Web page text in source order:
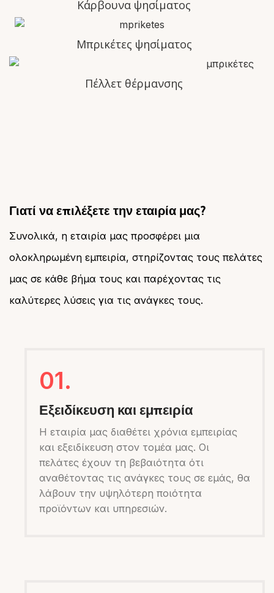
Κάρβουνα ψησίματος
Μπρικέτες ψησίματος
Πέλλετ θέρμανσης
Γιατί να επιλέξετε την εταιρία μας?
Συνολικά, η εταιρία μας προσφέρει μια
ολοκληρωμένη εμπειρία, στηρίζοντας τους πελάτες
μας σε κάθε βήμα τους και παρέχοντας τις
καλύτερες λύσεις για τις ανάγκες τους.
01.
Εξειδίκευση και εμπειρία
Η εταιρία μας διαθέτει χρόνια εμπειρίας
και εξειδίκευση στον τομέα μας. Οι
πελάτες έχουν τη βεβαιότητα ότι
αναθέτοντας τις ανάγκες τους σε εμάς, θα
λάβουν την υψηλότερη ποιότητα
προϊόντων και υπηρεσιών.